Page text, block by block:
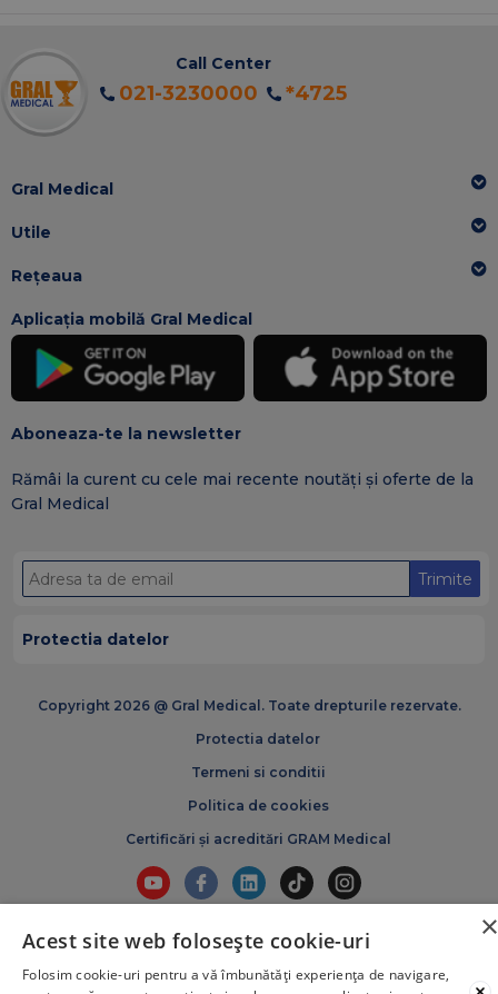
Call Center
021-3230000 *4725
Gral Medical
Utile
Rețeaua
Aplicația mobilă Gral Medical
Aboneaza-te la newsletter
Rămâi la curent cu cele mai recente noutăți și oferte de la
Gral Medical
Trimite
Protectia datelor
Copyright 2026 @ Gral Medical. Toate drepturile rezervate.
Protectia datelor
Termeni si conditii
Politica de cookies
Certificări și acreditări GRAM Medical
×
Acest site web folosește cookie-uri
Folosim cookie-uri pentru a vă îmbunătăți experiența de navigare,